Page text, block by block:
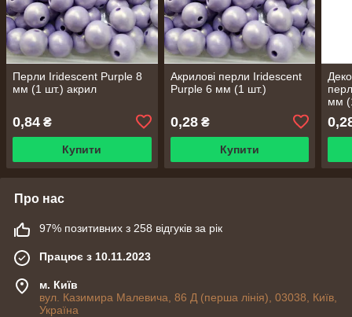
Перли Iridescent Purple 8
мм (1 шт.) акрил
0,84 ₴
Купити
Акрилові перли Iridescent
Purple 6 мм (1 шт.)
0,28₴
Купити
мм
Про нас
97% позитивних з 258 відгуків за рік
Працює з 10.11.2023
м. Київ
вул. Казимира Малевича, 86 Д (перша лінія), 03038, Київ,
Україна